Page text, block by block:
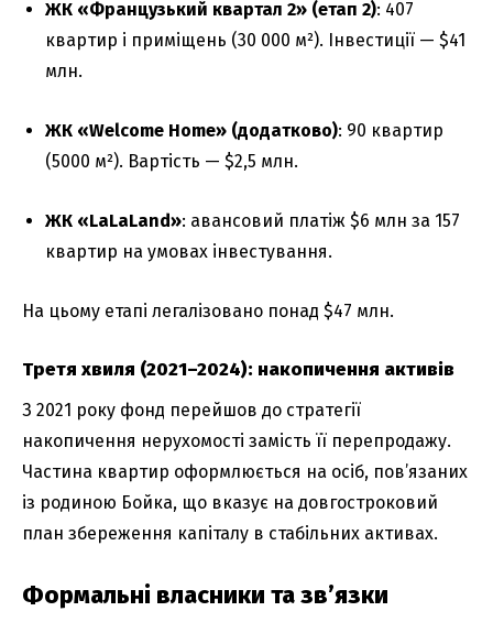
ЖК «Французький квартал 2» (етап 2): 407
квартир і приміщень (30 000 м²). Інвестиції — $41
млн.
ЖК «Welcome Home» (додатково): 90 квартир
(5000 м²). Вартість — $2,5 млн.
ЖК «LaLaLand»: авансовий платіж $6 млн за 157
квартир на умовах інвестування.
На цьому етапі легалізовано понад $47 млн.
Третя хвиля (2021–2024): накопичення активів
З 2021 року фонд перейшов до стратегії
накопичення нерухомості замість її перепродажу.
Частина квартир оформлюється на осіб, пов’язаних
із родиною Бойка, що вказує на довгостроковий
план збереження капіталу в стабільних активах.
Формальні власники та зв’язки